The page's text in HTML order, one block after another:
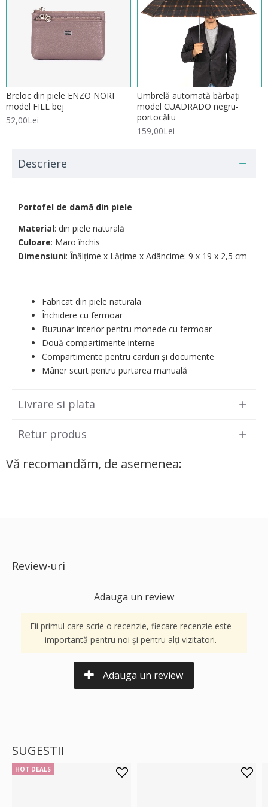
Breloc din piele ENZO NORI
model FILL bej
52,00Lei
Umbrelă automată bărbați
model CUADRADO negru-
portocăliu
159,00Lei
Descriere
Portofel de damă din piele
Material: din piele naturală
Culoare: Maro închis
Dimensiuni: Înălțime x Lățime x Adâncime: 9 х 19 х 2,5 cm
Fabricat din piele naturala
Închidere cu fermoar
Buzunar interior pentru monede cu fermoar
Două compartimente interne
Compartimente pentru carduri și documente
Mâner scurt pentru purtarea manuală
Livrare si plata
Retur produs
Vă recomandăm, de asemenea:
Review-uri
Adauga un review
Fii primul care scrie o recenzie, fiecare recenzie este
importantă pentru noi și pentru alți vizitatori.
Adauga un review
SUGESTII
HOT DEALS